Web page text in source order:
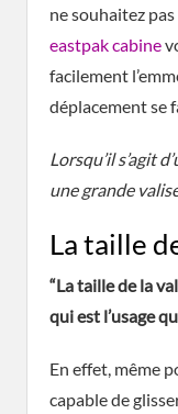
ne souhaitez
eastpak cabine
facilement
déplacement se
Lorsqu’il s’agit
une grande
La taille
“La taille de la
qui est l’usage
En effet, même
capable de